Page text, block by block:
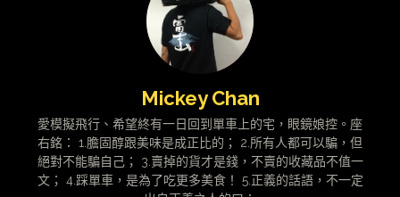
Mickey Chan
愛模擬飛行、希望終有一日回到單車上的宅，眼鏡娘控。座
右銘： 1.膽固醇跟美味是成正比的； 2.所有人都可以騙，但
絕對不能騙自己； 3.賣掉的貨才是錢，不賣的收藏品不值一
文； 4.踩單車，是為了吃更多美食！ 5.正義的話語，不一定